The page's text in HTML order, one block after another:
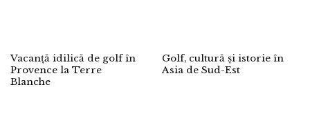
Vacanță idilică de golf în
Provence la Terre
Blanche
Golf, cultură și istorie în
Asia de Sud-Est